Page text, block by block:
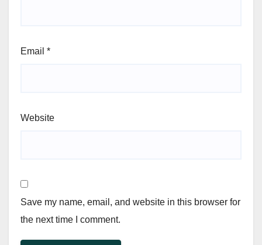
Email *
Website
Save my name, email, and website in this browser for
the next time I comment.